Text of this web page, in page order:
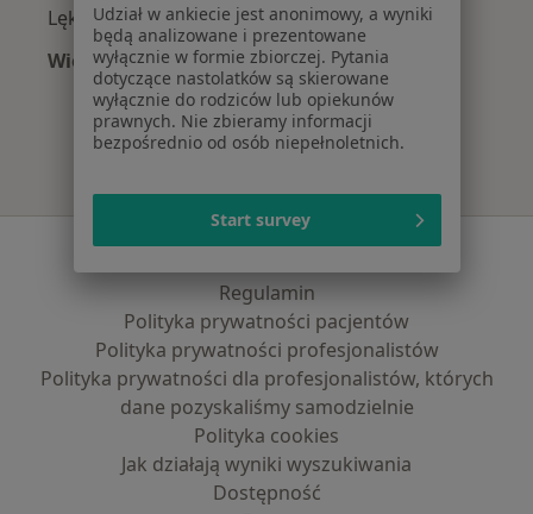
Lęki w Słupsku
Więcej (15)
Więcej w kategorii: Najczęście leczone
Serwis
Regulamin
Polityka prywatności pacjentów
Polityka prywatności profesjonalistów
Polityka prywatności dla profesjonalistów, których
dane pozyskaliśmy samodzielnie
Polityka cookies
Jak działają wyniki wyszukiwania
Dostępność
Udział w ankiecie jest anonimowy, a wyniki
będą analizowane i prezentowane
wyłącznie w formie zbiorczej. Pytania
dotyczące nastolatków są skierowane
wyłącznie do rodziców lub opiekunów
prawnych. Nie zbieramy informacji
bezpośrednio od osób niepełnoletnich.
Start survey